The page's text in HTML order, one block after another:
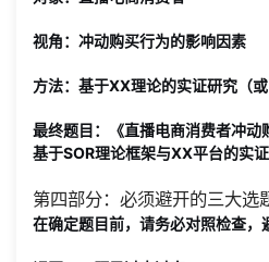
视角：冲动购买行为的影响因素
方法：基于XX理论的实证研究（
最终题目：《直播电商消费者冲
基于SOR理论框架与XX平台的实证
第四部分：必须避开的三大选
在确定题目前，请务必对照检查，